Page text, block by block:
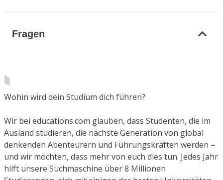
Fragen
Wohin wird dein Studium dich führen?
Wir bei educations.com glauben, dass Studenten, die im
Ausland studieren, die nächste Generation von global
denkenden Abenteurern und Führungskräften werden –
und wir möchten, dass mehr von euch dies tun. Jedes Jahr
hilft unsere Suchmaschine über 8 Millionen